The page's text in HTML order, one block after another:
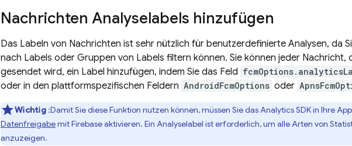
Nachrichten Analyselabels hinzufügen
Das Labeln von Nachrichten ist sehr nützlich für benutzerdefinierte Analysen, da
nach Labels oder Gruppen von Labels filtern können. Sie können jeder Nachricht,
gesendet wird, ein Label hinzufügen, indem Sie das Feld
oder in den plattformspezifischen Feldern AndroidFcmOptions oder
Wichtig:Damit Sie diese Funktion nutzen können, müssen Sie dasAnalyticsSDK in Ihre
Datenfreigabemit Firebase aktivieren. Ein Analyselabel ist erforderlich, um alle Arten von
anzuzeigen.